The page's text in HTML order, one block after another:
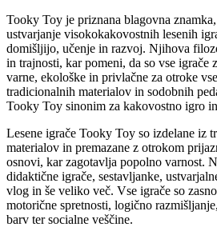
Tooky Toy je priznana blagovna
ustvarjanje visokokakovostnih lesenih
domišljijo, učenje in razvoj. Njihova
in trajnosti, kar pomeni, da so vse igrače
varne, ekološke in privlačne za otroke
tradicionalnih materialov in sodobnih
Tooky Toy sinonim za kakovostno igro
Lesene igrače Tooky Toy so izdelane iz
materialov in premazane z otrokom
osnovi, kar zagotavlja popolno varnost.
didaktične igrače, sestavljanke,
vlog in še veliko več. Vse igrače so
motorične spretnosti, logično
barv ter socialne veščine.